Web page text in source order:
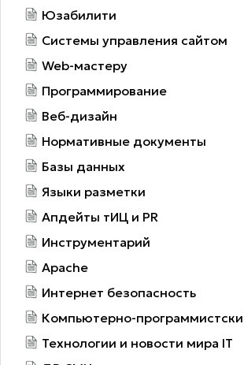
Юзабилити
Системы управления сайтом
Web-мастеру
Программирование
Веб-дизайн
Нормативные документы
Базы данных
Языки разметки
Апдейты тИЦ и PR
Инструментарий
Apache
Интернет безопасность
Компьютерно-
Технологии и новости мира IT